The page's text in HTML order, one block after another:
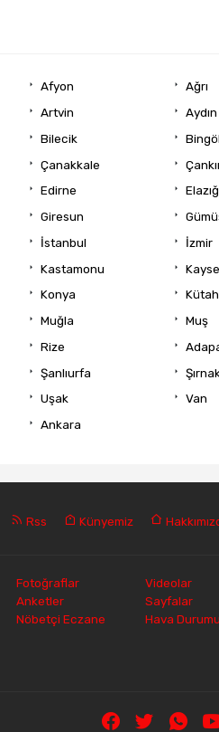
Afyon Ağrı
Artvin Aydın
Bilecik Bingöl
Çanakkale
Edirne Elazığ
Giresun
İstanbul İzmir
Kastamonu
Konya
Muğla Muş
Rize
Şanlıurfa
Uşak Van
Ankara
Rss Künyemiz
Fotoğraflar Videolar
Anketler
Sayfalar
Nöbetçi Eczane
Hava Durumu